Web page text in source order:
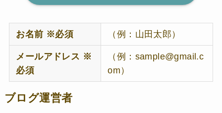
お名前 ※必須 （例：山田太郎）
メールアドレス ※
必須
（例：sample@gmail.c
om）
ブログ運営者